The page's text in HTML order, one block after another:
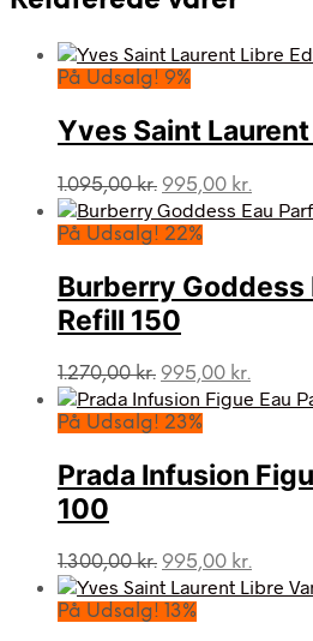
På Udsalg! 9%
Yves Saint
1.095,00kr. Den
oprindelige
pris
1.095,00 kr..
995,00 kr.
995,00
På Udsalg! 22%
Burberry Goddess
Refill 150
1.270,00kr. Den
oprindelige
pris
1.270,00 kr..
995,00 kr.
På Udsalg! 23%
Prada Infusion
100
1.300,00kr. Den
oprindelige
pris
995,00 kr.
På Udsalg! 13%